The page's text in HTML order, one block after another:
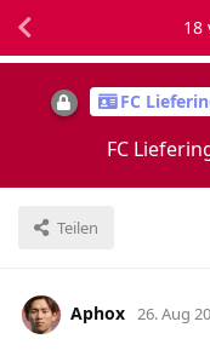
FC
FC
Teilen
18
Aphox 26. Aug